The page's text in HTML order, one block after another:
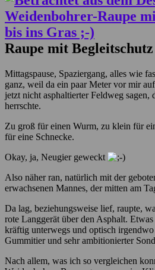
Raupe mit Begleitschutz
Mittagspause, Spaziergang, alles wie
ganz, weil da ein paar Meter vor mir
jetzt nicht asphaltierter Feldweg sagen,
herrschte.
Zu groß für einen Wurm, zu klein für
für eine Schnecke.
Okay, ja, Neugier geweckt
Also näher ran, natürlich mit der
erwachsenen Mannes, der mitten am
Da lag, beziehungsweise lief, raupte,
rote Langgerät über den Asphalt.
kräftig unterwegs und optisch
Gummitier und sehr ambitionierter
Nach allem, was ich so vergleichen